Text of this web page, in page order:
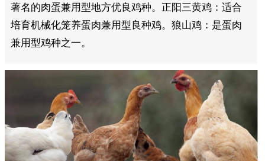
著名的肉蛋兼用型地方优良鸡种。正阳三黄鸡：适合
培育机械化笼养蛋肉兼用型良种鸡。狼山鸡：是蛋肉
兼用型鸡种之一。